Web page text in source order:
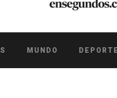
MUNDO